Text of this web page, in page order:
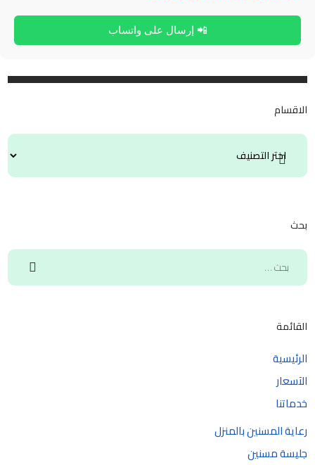
📲 إرسال على واتساب
الاقسام
بحث
القائمة
الرئيسية
الآسعار
خدماتنا
رعاية المسنين بالمنزل
جليسة مسنين